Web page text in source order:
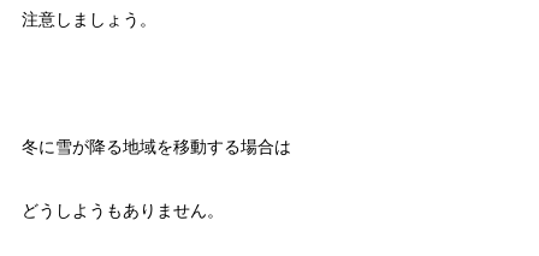
注意しましょう。
冬に雪が降る地域を移動する場合は
どうしようもありません。